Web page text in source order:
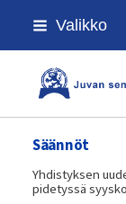
Siirry
sivun
Valikko
Säännöt
Yhdistyksen
pidetyssä